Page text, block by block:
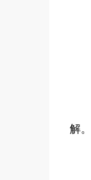
解。